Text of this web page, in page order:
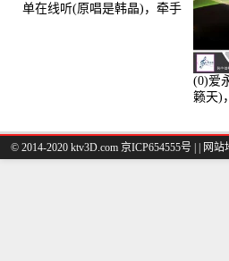
单在线听(原唱是韩晶)，牵手
(0)爱
籁天)
© 2014-2020 ktv3D.com 京ICP654555号 | 网站